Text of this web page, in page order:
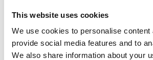
This website uses cookies
We use cookies to personalise content
provide social media features and to
We also share information about your
mulighed for at møde kunsten og
for at kulturinstitutionerne får
og inspiration til arbejde strategisk
publikumsudvikling.